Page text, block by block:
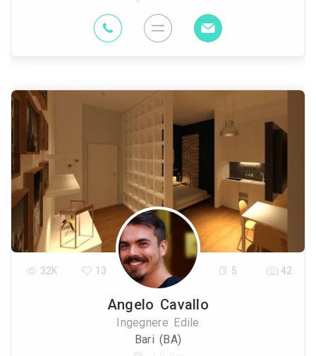
Angelo Cavallo
Ingegnere Edile
Bari (BA)
32K 13 5 42